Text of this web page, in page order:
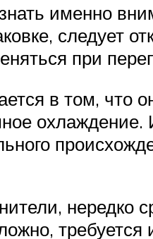
именно
следует
при
в том, что
нередко